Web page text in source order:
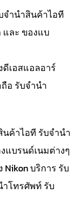
จำนำสินค้าไอที
ละ ของแบ
เอสแอลอาร์
อ รับจำนำ
นค้าไอที รับจำนำ
แบรนด์เนมต่างๆ
บริการ รับ
โทรศัพท์ รับ